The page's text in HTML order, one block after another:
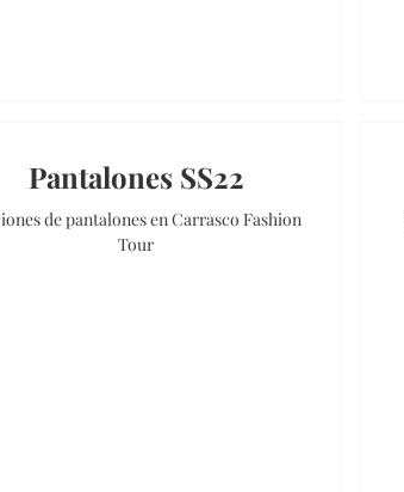
Pantalones SS22
de pantalones en Carrasco Fashion
Tour